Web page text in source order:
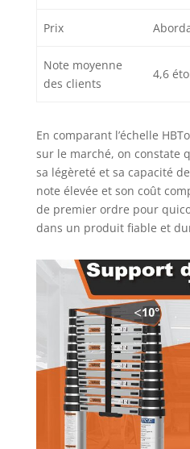
Prix
Note moyenne
des clients
4,6
En comparant l’échelle
sur le marché, on constate
sa légèreté et sa capacité
note élevée et son coût
de premier ordre pour
dans un produit fiable et